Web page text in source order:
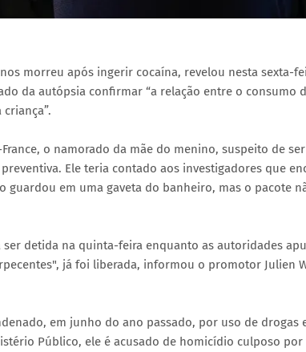
morreu após ingerir cocaína, revelou nesta sexta-
da autópsia confirmar “a relação entre o consumo
o namorado da mãe do menino, suspeito de
Ele teria contado aos investigadores que
guardou em uma gaveta do banheiro, mas o pacote
detida na quinta-feira enquanto as autoridades
já foi liberada, informou o promotor Julien
em junho do ano passado, por uso de
Público, ele é acusado de homicídio culposo